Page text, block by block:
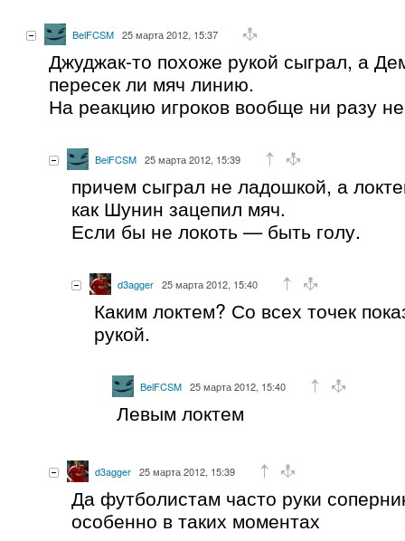
BelFCSM 25 марта 2012, 15:37
Джуджак-то похоже рукой сыграл, а
пересек ли мяч линию.
На реакцию игроков вообще ни разу
BelFCSM 25 марта 2012, 15:39
причем сыграл не ладошкой, а
как Шунин зацепил мяч.
Если бы не локоть — быть голу.
d3agger 25 марта 2012, 15:40
Каким локтем? Со всех точек
рукой.
BelFCSM 25 марта 2012, 15:40
Левым локтем
d3agger 25 марта 2012, 15:39
Да футболистам часто руки
особенно в таких моментах